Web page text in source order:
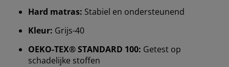
Hard matras: Stabiel en ondersteunend
Kleur: Grijs-40
OEKO-TEX® STANDARD 100: Getest op
schadelijke stoffen
Wij personaliseren jouw ervaring